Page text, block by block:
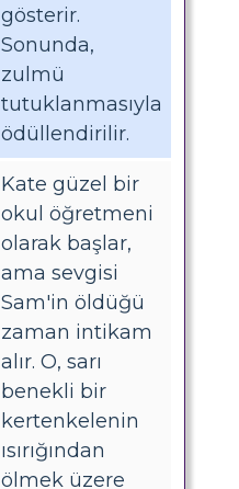
gösterir.
Sonunda,
zulmü
tutuklanmasıyla
ödüllendirilir.
Kate güzel bir
okul öğretmeni
olarak başlar,
ama sevgisi
Sam'in öldüğü
zaman intikam
alır. O, sarı
benekli bir
kertenkelenin
ısırığından
ölmek üzere